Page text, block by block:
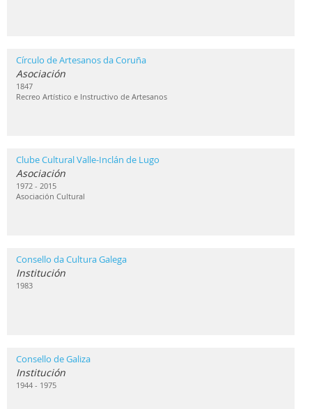
Círculo de Artesanos da Coruña
Asociación
1847
Recreo Artístico e Instructivo de Artesanos
Clube Cultural Valle-Inclán de Lugo
Asociación
1972 - 2015
Asociación Cultural
Consello da Cultura Galega
Institución
1983
Consello de Galiza
Institución
1944 - 1975